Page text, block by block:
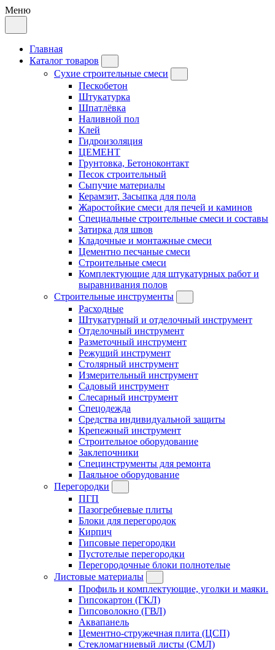
Меню
Главная
Каталог товаров
Сухие строительные смеси
Пескобетон
Штукатурка
Шпатлёвка
Наливной пол
Клей
Гидроизоляция
ЦЕМЕНТ
Грунтовка, Бетоноконтакт
Песок строительный
Сыпучие материалы
Керамзит, Засыпка для пола
Жаростойкие смеси для печей и каминов
Специальные строительные смеси и составы
Затирка для швов
Кладочные и монтажные смеси
Цементно песчаные смеси
Строительные смеси
Комплектующие для штукатурных работ и
выравнивания полов
Строительные инструменты
Расходные
Штукатурный и отделочный инструмент
Отделочный инструмент
Разметочный инструмент
Режущий инструмент
Столярный инструмент
Измерительный инструмент
Садовый инструмент
Слесарный инструмент
Спецодежда
Средства индивидуальной защиты
Крепежный инструмент
Строительное оборудование
Заклепочники
Специнструменты для ремонта
Паяльное оборудование
Перегородки
ПГП
Пазогребневые плиты
Блоки для перегородок
Кирпич
Гипсовые перегородки
Пустотелые перегородки
Перегородочные блоки полнотелые
Листовые материалы
Профиль и комплектующие, уголки и маяки.
Гипсокартон (ГКЛ)
Гипсоволокно (ГВЛ)
Аквапанель
Цементно-стружечная плита (ЦСП)
Стекломагниевый листы (СМЛ)